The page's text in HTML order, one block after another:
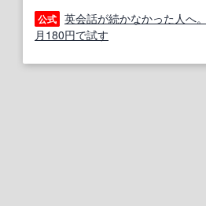
公式 英会話が続かなかった人へ
月180円で試す